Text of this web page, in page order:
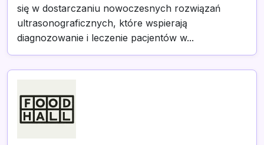
się w dostarczaniu nowoczesnych rozwiązań
ultrasonograficznych, które wspierają
diagnozowanie i leczenie pacjentów w...